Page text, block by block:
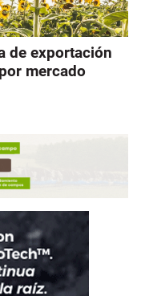
de exportación
mercado